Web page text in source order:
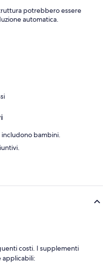
potrebbero essere
automatica.
bambini.
costi. I supplementi
applicabili: